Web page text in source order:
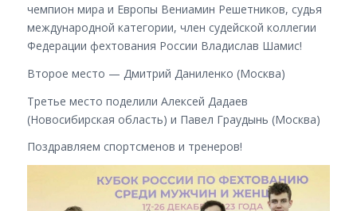
чемпион мира и Европы Вениамин Решетников, судья
международной категории, член судейской коллегии
Федерации фехтования России Владислав Шамис!
Второе место — Дмитрий Даниленко (Москва)
Третье место поделили Алексей Дадаев
(Новосибирская область) и Павел Граудынь (Москва)
Поздравляем спортсменов и тренеров!